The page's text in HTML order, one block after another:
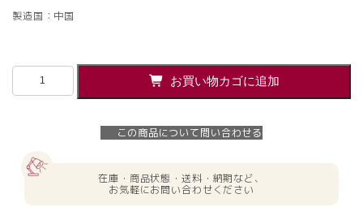
製造国：中国
【法
お買い物カゴに追加
この商品について問い合わせる
在庫・商品状態・送料・納期など、
お気軽にお問い合わせください